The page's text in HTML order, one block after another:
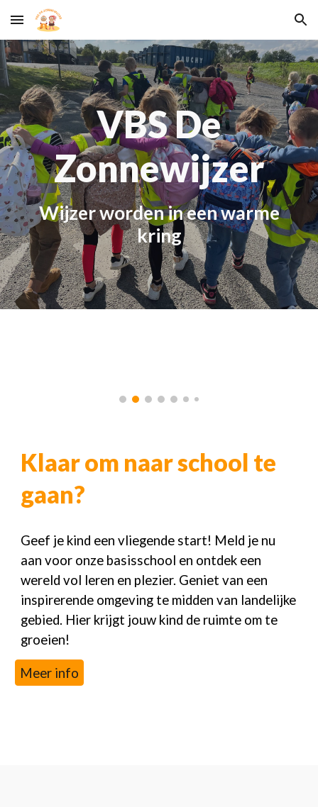
Skip to main content Skip to navigation
VBS De
Zonnewijzer
Wijzer worden in een warme
kring
Klaar om naar school te
gaan?
Geef je kind een vliegende start! Meld je nu
aan voor onze basisschool en ontdek een
wereld vol leren en plezier. Geniet van een
inspirerende omgeving te midden van landelijke
gebied. Hier krijgt jouw kind de ruimte om te
groeien!
Meer info